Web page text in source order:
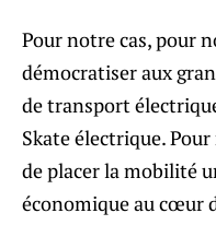
Pour notre cas, pour
démocratiser aux
de transport
Skate électrique.
de placer la mobilité
économique au cœur